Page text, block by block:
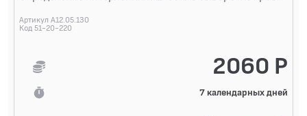
Артикул A12.05.130
Код 51-20-220
2060 Р
7 календарных дней